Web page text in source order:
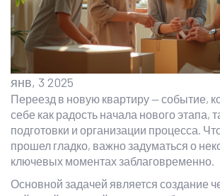
янв, 3 2025
Переезд в новую квартиру — событие,
себе как радость начала нового этапа,
подготовки и организации процесса.
прошел гладко, важно задуматься о
ключевых моментах заблаговременно.
Основной задачей является создание